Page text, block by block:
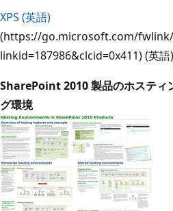
XPS (英語)
(https://go.microsoft.com/
linkid=187986&clcid=0x411) (英語)
SharePoint 2010 製品のホスティ
グ環境